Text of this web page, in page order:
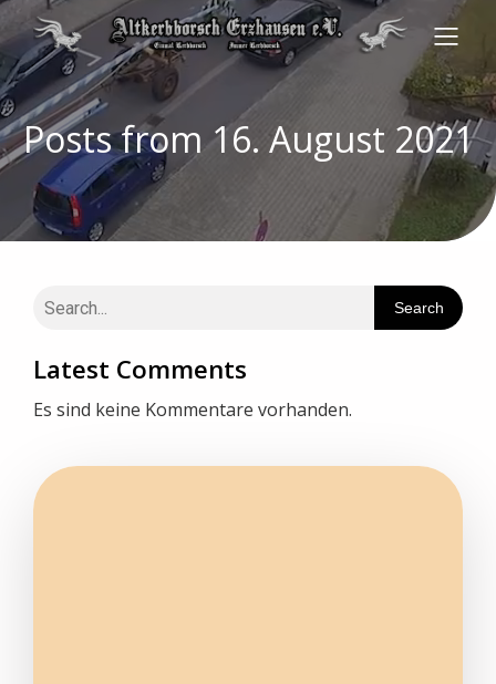
Posts from 16. August 2021
Search
Latest Comments
Es sind keine Kommentare vorhanden.